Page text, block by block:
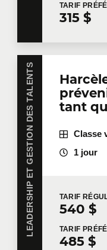
Courriel
Téléphone
Entreprise
Nombre de
TARIF
315 $
LEADERSHIP ET GESTION DES TALENTS
tant
Classe
1 jour
TARIF
540 $
TARIF
485 $